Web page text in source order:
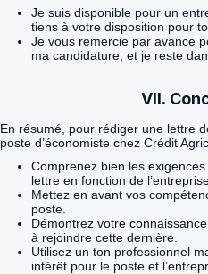
Je suis disponible pour un
tiens à votre disposition pour
Je vous remercie par avance
ma candidature, et je reste
VII.
En résumé, pour rédiger une lettre
poste d’économiste chez Crédit
Comprenez bien les
lettre en fonction de
Mettez en avant vos
poste.
Démontrez votre
à rejoindre cette dernière.
Utilisez un ton professionnel
intérêt pour le poste et